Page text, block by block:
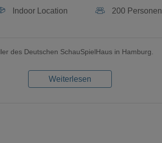
Indoor Location 200 Personen
des Deutschen SchauSpielHaus in Hamburg.
Weiterlesen